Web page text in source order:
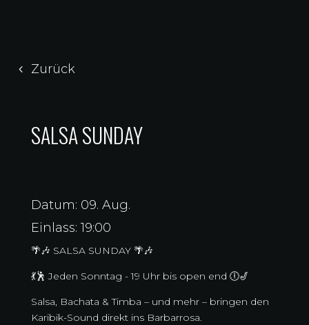
Zurück
SALSA SUNDAY
Datum: 09. Aug.
Einlass: 19:00
🌴🎶 SALSA SUNDAY 🌴🎶
💃🕺 Jeden Sonntag - 19 Uhr bis open end 🕕🎷
Salsa, Bachata & Timba – und mehr – bringen den
Karibik-Sound direkt ins Barbarrosa.